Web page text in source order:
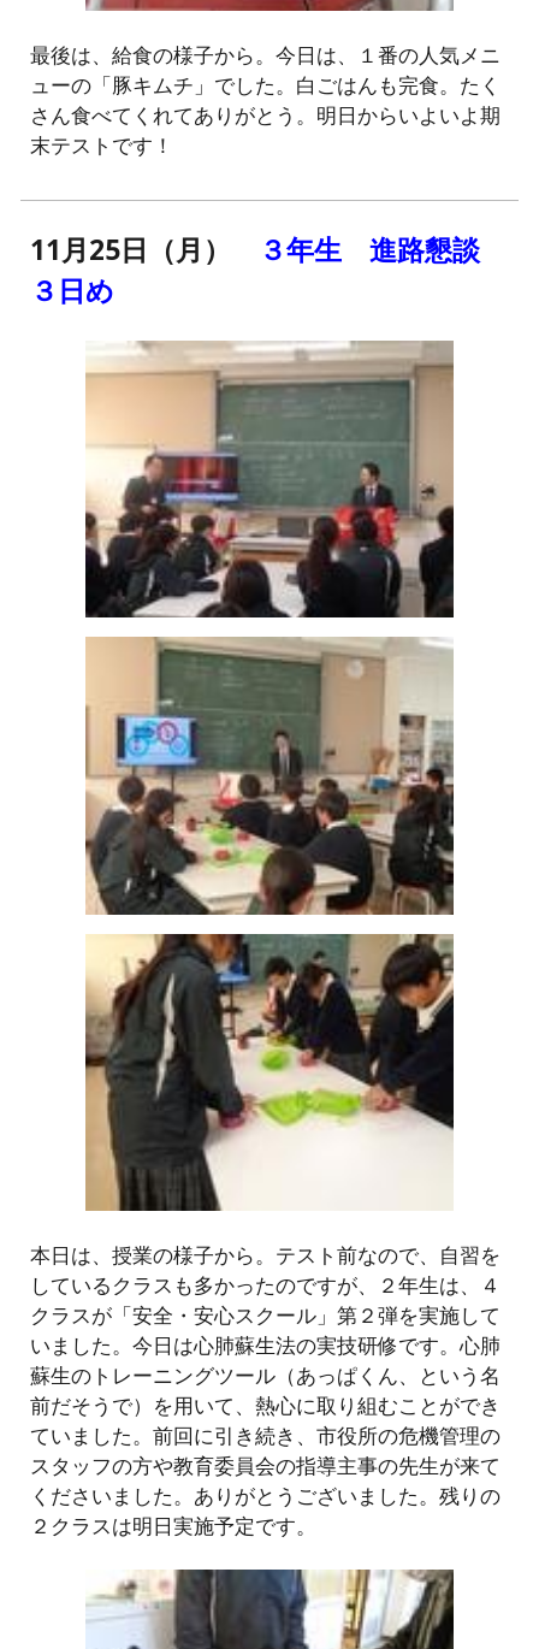
最後は、給食の様子から。今日は、１番の人気メニ
ューの「豚キムチ」でした。白ごはんも完食。たく
さん食べてくれてありがとう。明日からいよいよ期
末テストです！
11月25日（月）
３年生 進路懇談
３日め
本日は、授業の様子から。テスト前なので、自習を
しているクラスも多かったのですが、２年生は、４
クラスが「安全・安心スクール」第２弾を実施して
いました。今日は心肺蘇生法の実技研修です。心肺
蘇生のトレーニングツール（あっぱくん、という名
前だそうで）を用いて、熱心に取り組むことができ
ていました。前回に引き続き、市役所の危機管理の
スタッフの方や教育委員会の指導主事の先生が来て
くださいました。ありがとうございました。残りの
２クラスは明日実施予定です。